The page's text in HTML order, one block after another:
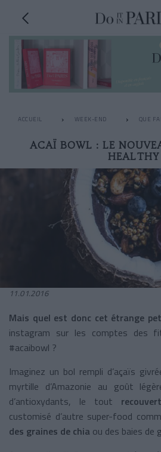
ACCUEIL WEEK-END QUE
ACAÏ BOWL : LE
HEALTHY
11.01.2016
Mais quel est donc cet étrange
instagram sur les comptes des
#acaibowl ?
Imaginez un bol rempli d’açaïs
myrtille d’Amazonie au goût
d’antioxydants, le tout
customisé d’autre super-food
des graines de chia ou des baies de